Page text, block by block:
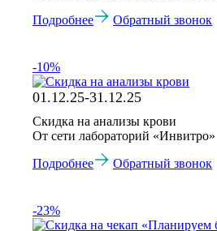
Подробнее
Обратный звонок
-10%
01.12.25-31.12.25
Скидка на анализы крови
От сети лабораторий «Инвитро»
Подробнее
Обратный звонок
-23%